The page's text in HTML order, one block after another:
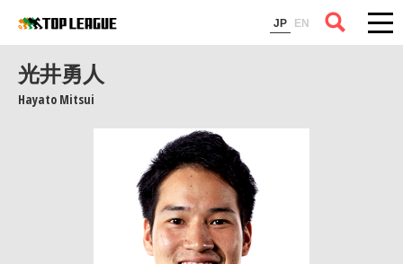
JP EN
コラム
光井勇人
Hayato Mitsui